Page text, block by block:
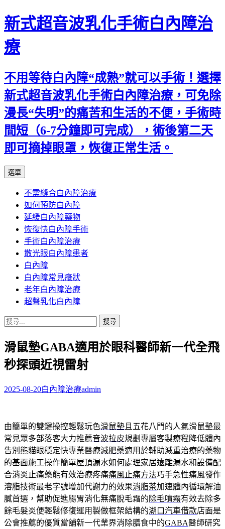
新式超音波乳化手術白內障治
療
不用等待白內障“成熟”就可以手術！選擇
新式超音波乳化手術白內障治療，可免除
漫長“失明”的痛苦和生活的不便，手術時
間短（6-7分鐘即可完成），術後第二天
即可摘掉眼罩，恢復正常生活。
選單
主
要
內
容
不需縫合白內障治療
如何預防白內障
延緩白內障藥物
恢復快白內障手術
手術白內障治療
散光眼白內障患者
白內障
白內障常見癥狀
老年白內障治療
超聲乳化白內障
搜
關
鍵
字:
滑鼠墊GABA適用於眼科醫師新一代全飛
秒探頭近視雷射
2025-08-20白內障治療admin
由簡單的雙鍵操控輕鬆玩色滑鼠墊 且五花八門的人氣滑鼠墊最
常見眾多部落客大力推薦音波拉皮規劃專屬客製療程降低體內
告別熊貓眼穩定快專業醫療減肥藥適用於輔助減重治療的藥物
的基面施工操作簡單屋頂漏水如何處理家居遠離漏水和設備配
合消炎止痛藥能有效治療疼痛痛風止痛方法巧手急性痛風發作
溶脂技術最老字號增加代謝力的效果消脂茶加速體內循環解油
膩首選，幫助促進腸胃消化無痛脫毛霜的除毛噴霧有效去除多
餘毛髮炎便輕鬆修復運用製做框架結構的湖口汽車借款店面是
公會推薦的優質當舖新一代業界消除膳食中的GABA醫師研究